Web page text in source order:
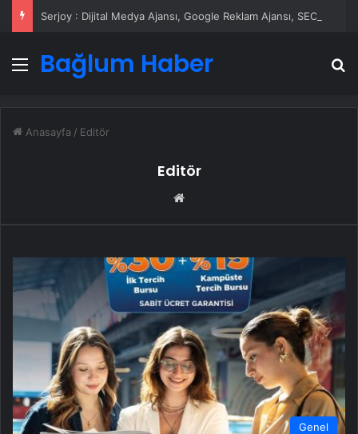
Menü
Bağlum Haber
Anasayfa / Editör
Editör
Genel